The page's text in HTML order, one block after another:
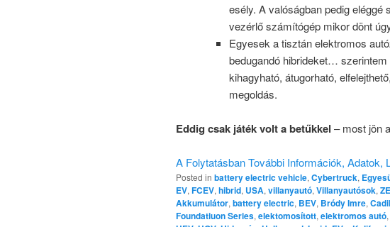
esély. A valóságban pedig eléggé
vezérlő számítógép mikor dönt
Egyesek a tisztán elektromos
bedugandó hibrideket…
kihagyható, átugorható,
megoldás.
Eddig csak játék volt a betűkkel – most jön
A Folytatásban További Információk,
Posted in battery electric vehicle, Cybertruck,
EV, FCEV, hibrid, USA, villanyautó, Villanyautósok,
Akkumulátor, battery electric, BEV, Bródy Imre,
Foundatiuon Series, elektomosított, elektromos autó,